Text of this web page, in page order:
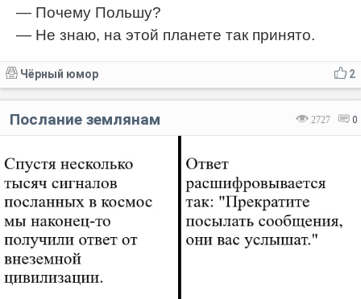
— Почему Польшу?
— Не знаю, на этой планете так принято.
2
Чёрный юмор
2727 0
Послание землянам